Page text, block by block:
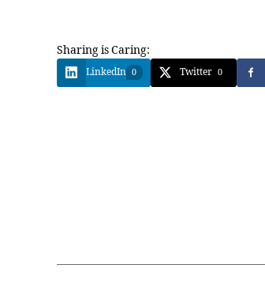
Sharing is Caring:
LinkedIn 0 Twitter 0